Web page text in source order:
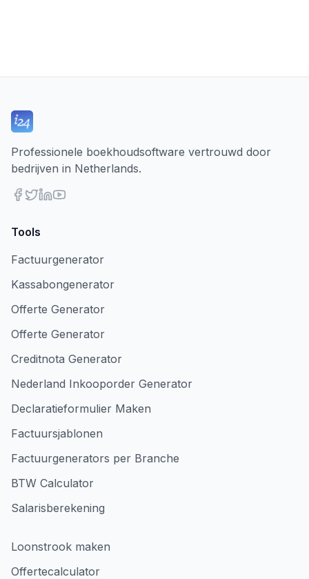
Professionele boekhoudsoftware vertrouwd door
bedrijven in Netherlands.
Tools
Factuurgenerator
Kassabongenerator
Offerte Generator
Offerte Generator
Creditnota Generator
Nederland Inkooporder Generator
Declaratieformulier Maken
Factuursjablonen
Factuurgenerators per Branche
BTW Calculator
Salarisberekening
Loonstrook maken
Offertecalculator